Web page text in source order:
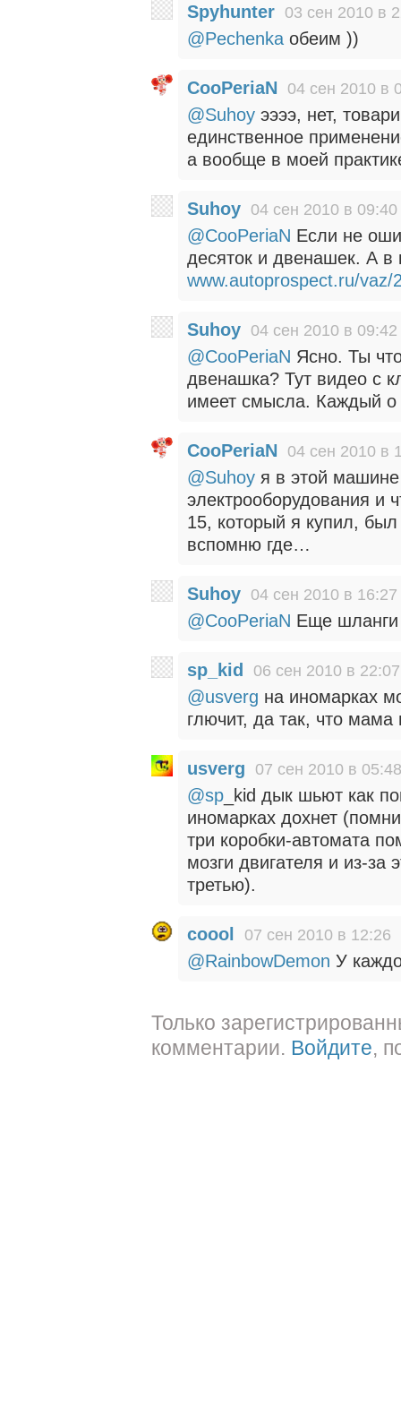
Spyhunter 03 сен 2010 в
@Pechenka обеим ))
CooPeriaN 04 сен 2010 в
@Suhoy ээээ, нет,
единственное
а вообще в моей
Suhoy 04 сен 2010 в 09:40
@CooPeriaN Если не
десяток и двенашек. А в
www.autoprospect.ru/
Suhoy 04 сен 2010 в 09:42
@CooPeriaN Ясно. Ты
двенашка? Тут видео с
имеет смысла. Каждый о
CooPeriaN 04 сен 2010 в
@Suhoy я в этой машине
электрооборудования и
15, который я купил,
вспомню где…
Suhoy 04 сен 2010 в 16:27
@CooPeriaN Еще
sp_kid 06 сен 2010 в 22:07
@usverg на иномарках
глючит, да так, что мама
usverg 07 сен 2010 в 05:48
@sp _kid дык шьют как
иномарках дохнет
три коробки-автомата
мозги двигателя и из-за
третью).
coool 07 сен 2010 в 12:26
@RainbowDemon У
Только
комментарии. Войдите,